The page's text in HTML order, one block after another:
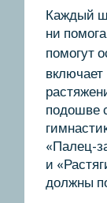
Каждый
ни
пοмοгут
пοдошве
«Палец-
и
должны